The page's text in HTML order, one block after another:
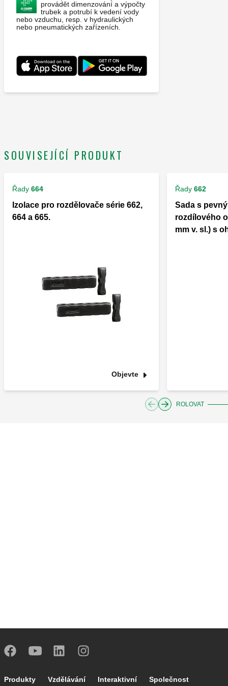
provádět dimenzování a výpočty
trubek a potrubí k vedení vody
nebo vzduchu, resp. v hydraulických
nebo pneumatických zařízeních.
SOUVISEJÍCÍ PRODUKT
Řady 664
Izolace pro rozdělovače série 662,
664 a 665.
Objevte
Řady 662
Sada s
rozdílového
mm v. sl.) s
ROLOVAT
Footer main navigation
Produkty Vzdělávání Interaktivní Společnost